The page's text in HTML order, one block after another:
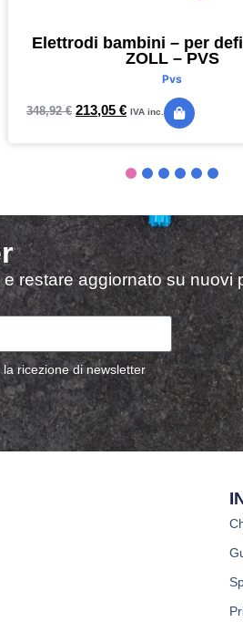
Elettrodi bambini – per
ZOLL – PVS
Pvs
348,92€ 213,05 € IVA inc.
restare aggiornato su nuovi
ricezione di newsletter